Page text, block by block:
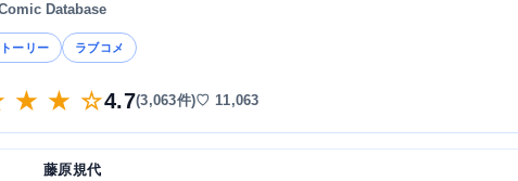
Database
ーリー ラブコメ
★ ★ ☆4.7(3,063件)♡ 11,063
藤原規代